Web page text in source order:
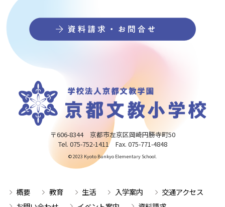
〒606-8344 京都市左京区岡崎円勝寺町50
Tel. 075-752-1411 Fax. 075-771-4848
© 2023 Kyoto Bunkyo Elementary School.
概要 教育 生活 入学案内
交通アクセス